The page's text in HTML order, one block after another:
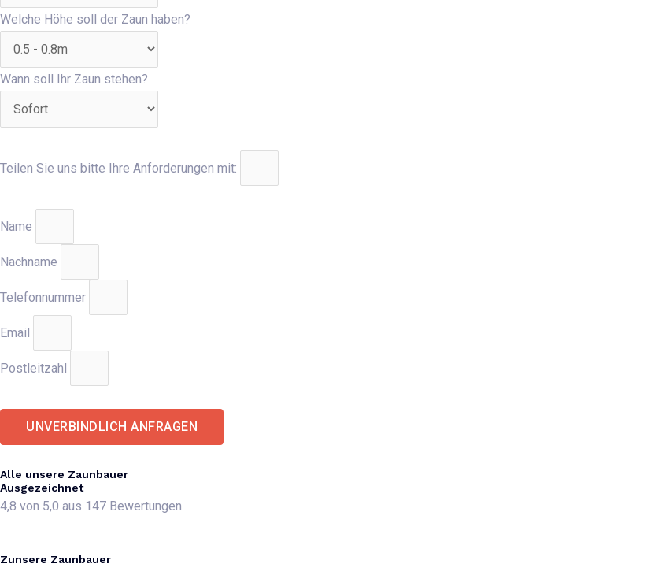
Welche Höhe soll der Zaun haben?
Wann soll Ihr Zaun stehen?
Teilen Sie uns bitte Ihre Anforderungen mit:
Name
Nachname
Telefonnummer
Email
Postleitzahl
UNVERBINDLICH ANFRAGEN
Alle unsere Zaunbauer
Ausgezeichnet
4,8 von 5,0 aus 147 Bewertungen
Zunsere Zaunbauer